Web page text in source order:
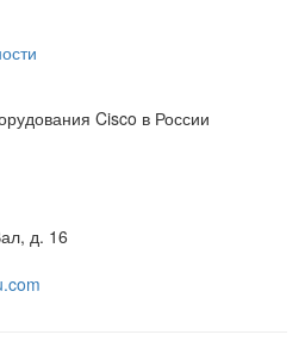
Cisco в России
д. 16